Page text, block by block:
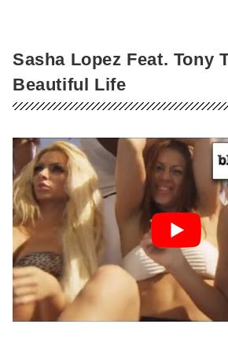
Sasha Lopez Feat. Tony
Beautiful Life